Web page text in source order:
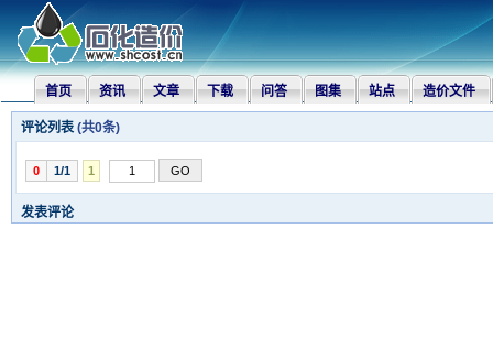
首页 资讯 文章 下载 问答 图集 站点 造价文件
评论列表 (共0条)
0 1/1 1
发表评论